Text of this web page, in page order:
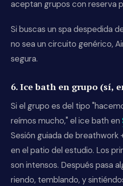
aceptan grupos con reserva
Si buscas un spa despedida
no sea un circuito genérico,
segura.
6. Ice bath en grupo (sí,
Si el grupo es del tipo
reímos mucho," el ice bath en
Sesión guiada de breathwork
en el patio del estudio. Los
son intensos. Después pasa
riendo, temblando, y